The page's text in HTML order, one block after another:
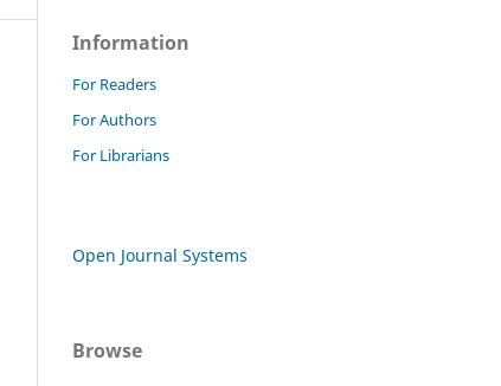
Information
For Readers
For Authors
For Librarians
Open Journal Systems
Browse